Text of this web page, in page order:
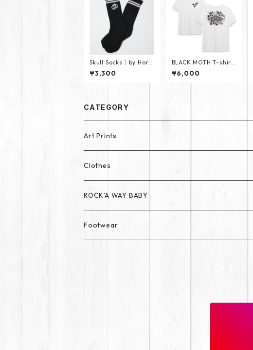
Skull Socks｜by Hori
hiyu
¥3,300
BLACK MOTH T-shirt
｜by Horihina
¥6,000
CATEGORY
Art Prints
Clothes
ROCK'A WAY BABY
Footwear